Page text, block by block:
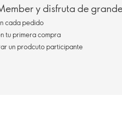
y disfruta de
cada pedido
tu primera compra
un prodcuto participante